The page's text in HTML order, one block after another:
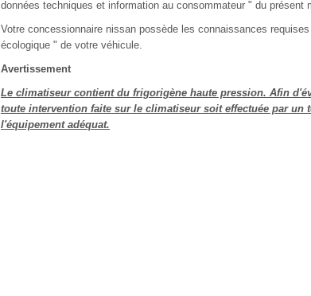
données techniques et information au consommateur " du présent
Votre concessionnaire nissan possède les connaissances
écologique " de votre véhicule.
Avertissement
Le climatiseur contient du frigorigène haute pression. Afin
toute intervention faite sur le climatiseur soit effectuée par
l'équipement adéquat.